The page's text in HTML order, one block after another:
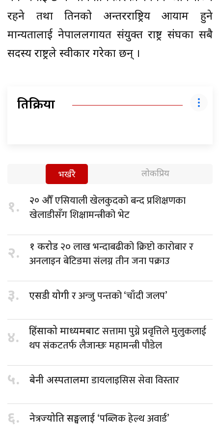
रहने तथा तिनको अन्तरराष्ट्रिय आयाम हुने
मान्यतालाई नेपाललगायत संयुक्त राष्ट्र संघका सबै
सदस्य राष्ट्रले स्वीकार गरेका छन् ।
प्रतिक्रिया
भर्खरै लोकप्रिय
१. २० औँएसियाली खेलकुदको बन्द प्रशिक्षणका
खेलाडीसँग शिक्षामन्त्रीको भेट
२. १ करोड २० लाख भन्दाबढीको क्रिप्टो कारोबार र
अनलाइन बेटिङमा संलग्न तीन जना पक्राउ
३. एसडी योगीर अन्जु पन्तको ‘चाँदी जलप’
४. हिंसाको माध्यमबाटसत्तामा पुग्ने प्रवृत्तिले मुलुकलाई
थप संकटतर्फ लैजान्छः महामन्त्री पौडेल
५. बेनी अस्पतालमाडायलाइसिस सेवा विस्तार
६. नेत्रज्योति सङ्घलाई ‘पब्लिक हेल्थ अवार्ड’